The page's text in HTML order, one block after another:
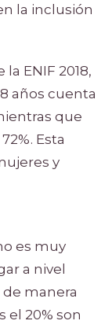
la inclusión
ENIF 2018,
años cuenta
que
Esta
y
es muy
a nivel
manera
el 20% son